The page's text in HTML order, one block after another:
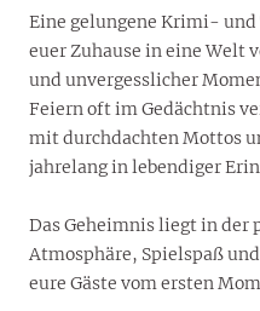
Eine gelungene Krimi-
euer Zuhause in eine Welt
und unvergesslicher
Feiern oft im Gedächtnis
mit durchdachten Mottos
jahrelang in lebendiger
Das Geheimnis liegt in der
Atmosphäre, Spielspaß
eure Gäste vom ersten